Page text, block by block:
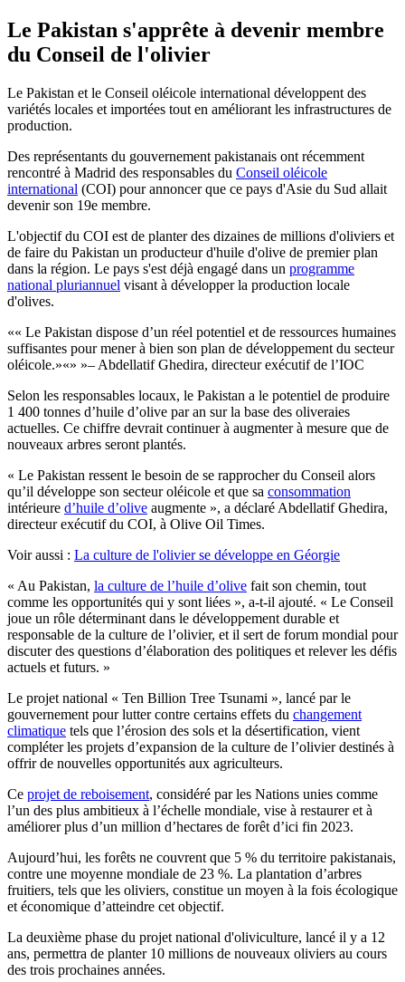
Le Pakistan s'apprête à devenir membre
du Conseil de l'olivier
Le Pakistan et le Conseil oléicole international développent des
variétés locales et importées tout en améliorant les infrastructures de
production.
Des représentants du gouvernement pakistanais ont récemment
rencontré à Madrid des responsables du Conseil oléicole
international (COI) pour annoncer que ce pays d'Asie du Sud allait
devenir son 19e membre.
L'objectif du COI est de planter des dizaines de millions d'oliviers et
de faire du Pakistan un producteur d'huile d'olive de premier plan
dans la région. Le pays s'est déjà engagé dans un programme
national pluriannuel visant à développer la production locale
d'olives.
« Le Pakistan dispose d’un réel potentiel et de ressources humaines
suffisantes pour mener à bien son plan de développement du secteur
oléicole.
»
– Abdellatif Ghedira, directeur exécutif de l’IOC
Selon les responsables locaux, le Pakistan a le potentiel de produire
1 400 tonnes d’huile d’olive par an sur la base des oliveraies
actuelles. Ce chiffre devrait continuer à augmenter à mesure que de
nouveaux arbres seront plantés.
« Le Pakistan ressent le besoin de se rapprocher du Conseil alors
qu’il développe son secteur oléicole et que sa consommation
intérieure d’huile d’olive augmente », a déclaré Abdellatif Ghedira,
directeur exécutif du COI, à Olive Oil Times.
Voir aussi : La culture de l'olivier se développe en Géorgie
« Au Pakistan, la culture de l’huile d’olive fait son chemin, tout
comme les opportunités qui y sont liées », a-t-il ajouté. « Le Conseil
joue un rôle déterminant dans le développement durable et
responsable de la culture de l’olivier, et il sert de forum mondial pour
discuter des questions d’élaboration des politiques et relever les défis
actuels et futurs. »
Le projet national « Ten Billion Tree Tsunami », lancé par le
gouvernement pour lutter contre certains effets du changement
climatique tels que l’érosion des sols et la désertification, vient
compléter les projets d’expansion de la culture de l’olivier destinés à
offrir de nouvelles opportunités aux agriculteurs.
Ce projet de reboisement, considéré par les Nations unies comme
l’un des plus ambitieux à l’échelle mondiale, vise à restaurer et à
améliorer plus d’un million d’hectares de forêt d’ici fin 2023.
Aujourd’hui, les forêts ne couvrent que 5 % du territoire pakistanais,
contre une moyenne mondiale de 23 %. La plantation d’arbres
fruitiers, tels que les oliviers, constitue un moyen à la fois écologique
et économique d’atteindre cet objectif.
La deuxième phase du projet national d'oliviculture, lancé il y a 12
ans, permettra de planter 10 millions de nouveaux oliviers au cours
des trois prochaines années.